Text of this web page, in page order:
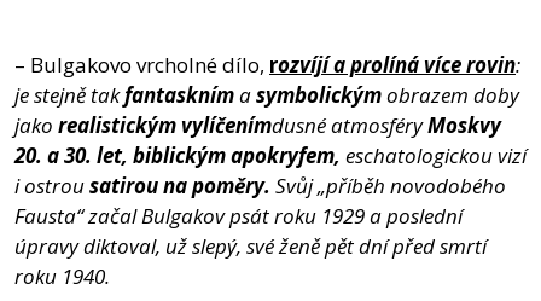
– Bulgakovo vrcholné dílo, rozvíjí a prolíná více rovin:
je stejně takfantasknímasymbolickýmobrazem doby
jako realistickým vylíčenímdusné atmosféryMoskvy
20. a 30. let, biblickým apokryfem, eschatologickou vizí
i ostrousatirou na poměry. Svůj „příběh novodobého
Fausta“ začal Bulgakov psát roku 1929 a poslední
úpravy diktoval, už slepý, své ženě pět dní před smrtí
roku 1940.